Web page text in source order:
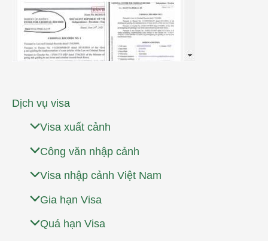
Dịch vụ visa
Visa xuất cảnh
Công văn nhập cảnh
Visa nhập cảnh Việt Nam
Gia hạn Visa
Quá hạn Visa